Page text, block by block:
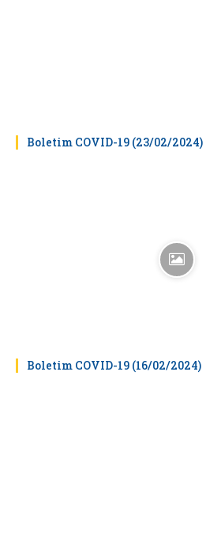
Boletim COVID-19 (23/02/2024)
Boletim COVID-19 (16/02/2024)